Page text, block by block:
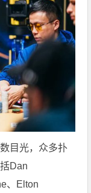
目光，众多扑
Dan
、Elton